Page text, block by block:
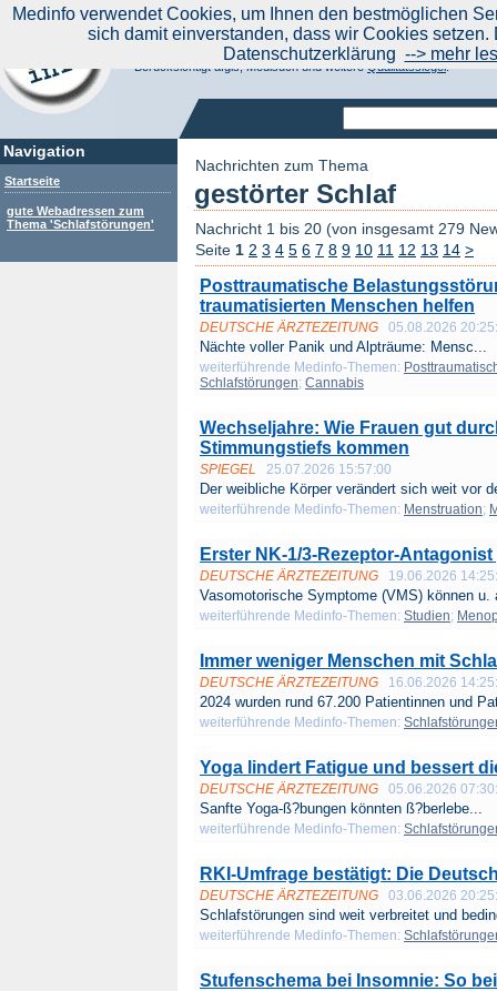
Navigation
Startseite
gute Webadressen zum
Thema 'Schlafstörungen'
Aktuelle Nachrichten|
Suchen Sie noch oder Finden Sie schon?
Medinfo.de - Meta-Portal für Gesundheitsthemen
Berücksichtigt afgis, Medisuch und weitereQualitätssiegel.
Nachrichten zum Thema
gestörter Schlaf
Nachricht 1 bis 20 (von insgesamt 279
Seite 1 2 3 4 5 6 7 8 9 10 11 12 13 14 >
Posttraumatische
traumatisierten Menschen helfen
DEUTSCHE ÄRZTEZEITUNG 05.08.2026
Nächte voller Panik und Alpträume: Mensc...
weiterführende Medinfo-Themen:
Schlafstörungen; Cannabis
Wechseljahre: Wie Frauen gut
Stimmungstiefs kommen
SPIEGEL 25.07.2026 15:57:00
Der weibliche Körper verändert sich weit vor
weiterführende Medinfo-Themen: Menstruation;
Erster NK-1/3-Rezeptor-Antagonist
DEUTSCHE ÄRZTEZEITUNG 19.06.2026
Vasomotorische Symptome (VMS) können u.
weiterführende Medinfo-Themen: Studien;
Immer weniger Menschen mit
DEUTSCHE ÄRZTEZEITUNG 16.06.2026
2024 wurden rund 67.200 Patientinnen und
weiterführende Medinfo-Themen:
Yoga lindert Fatigue und bessert
DEUTSCHE ÄRZTEZEITUNG 05.06.2026
Sanfte Yoga-ß?bungen könnten ß?berlebe...
weiterführende Medinfo-Themen:
RKI-Umfrage bestätigt: Die
DEUTSCHE ÄRZTEZEITUNG 03.06.2026
Schlafstörungen sind weit verbreitet und
weiterführende Medinfo-Themen:
Stufenschema bei Insomnie: So
Medinfo verwendet Cookies, um Ihnen den bestmöglichen
sich damit einverstanden, dass wir Cookies
Datenschutzerklärung --> mehr